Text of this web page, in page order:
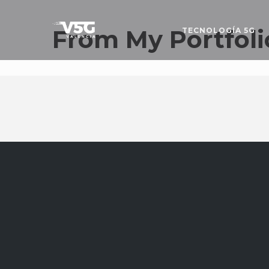
TECNOLOGÍA 5G
From My